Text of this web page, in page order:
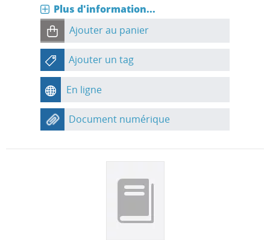
Plus d'information...
Ajouter au panier
Ajouter un tag
En ligne
Document numérique